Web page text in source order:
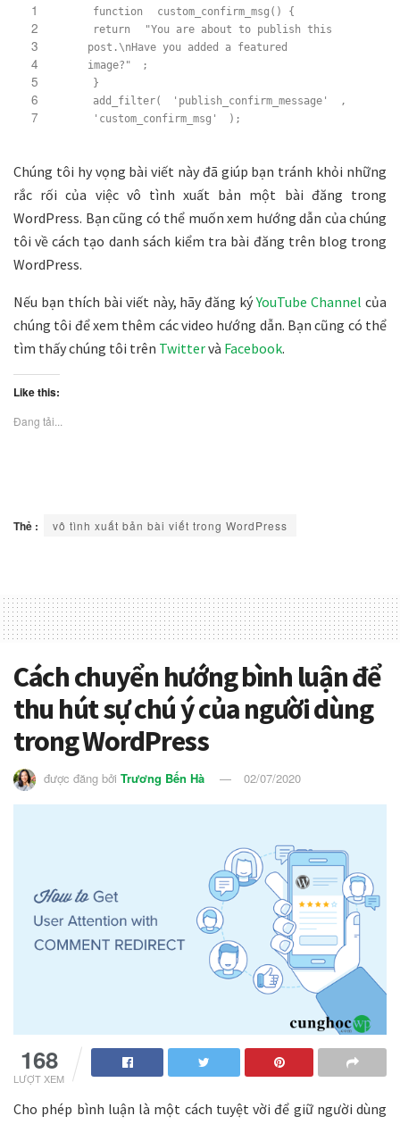
1
2
3
4
5
6
7
function
custom_confirm_msg() {
return
"You are about to publish this
post.\nHave you added a featured
image?"
;
}
add_filter(
'publish_confirm_message'
,
'custom_confirm_msg'
);
Chúng tôi hy vọng bài viết này đã giúp bạn tránh khỏi những
rắc rối của việc vô tình xuất bản một bài đăng trong
WordPress. Bạn cũng có thể muốn xem hướng dẫn của chúng
tôi về cách tạo danh sách kiểm tra bài đăng trên blog trong
WordPress.
Nếu bạn thích bài viết này, hãy đăng kýYouTube Channel của
chúng tôi để xem thêm các video hướng dẫn. Bạn cũng có thể
tìm thấy chúng tôi trên Twittervà Facebook.
Like this:
Đang tải...
Thẻ : vô tình xuất bản bài viết trong WordPress
Cách chuyển hướng bình luận để
thu hút sự chú ý của người dùng
trong WordPress
được đăng bởi Trương Bến Hà 02/07/2020
168
LƯỢT XEM
Cho phép bình luận là một cách tuyệt vời để giữ người dùng